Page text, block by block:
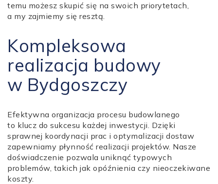
temu możesz skupić się na swoich priorytetach,
a my zajmiemy się resztą.
Kompleksowa
realizacja budowy
w Bydgoszczy
Efektywna organizacja procesu budowlanego
to klucz do sukcesu każdej inwestycji. Dzięki
sprawnej koordynacji prac i optymalizacji dostaw
zapewniamy płynność realizacji projektów. Nasze
doświadczenie pozwala uniknąć typowych
problemów, takich jak opóźnienia czy nieoczekiwane
koszty.